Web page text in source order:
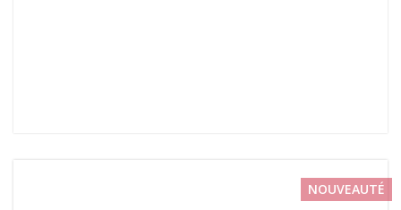
NOUVEAUTÉ